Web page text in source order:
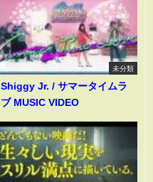
未分類
Shiggy Jr. / サマータイムラ
ブ MUSIC VIDEO